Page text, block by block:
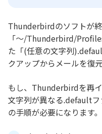
Thunderbirdのソフトが
「～/Thunderbird/
た「(任意の文字列
クアップからメールを復元
もし、Thunderbirdを再
文字列が異なる.default
の手順が必要になります。